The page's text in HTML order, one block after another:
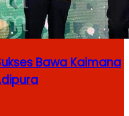
Bawa Kaimana